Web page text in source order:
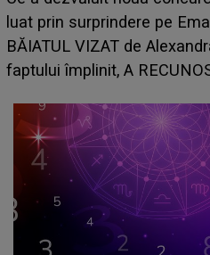
surprindere pe Emanuel.
VIZAT de Alexandra?!
împlinit, A